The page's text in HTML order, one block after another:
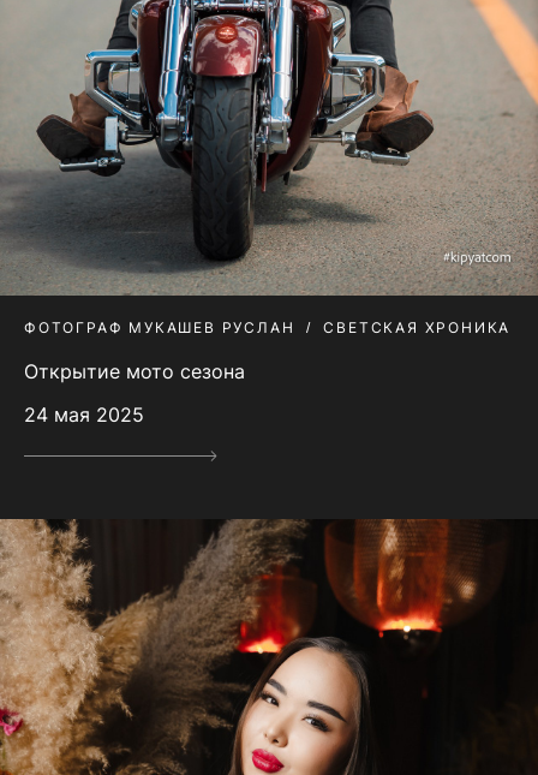
ФОТОГРАФ МУКАШЕВ РУСЛАН СВЕТСКАЯ ХРОНИКА
Открытие мото сезона
24 мая 2025